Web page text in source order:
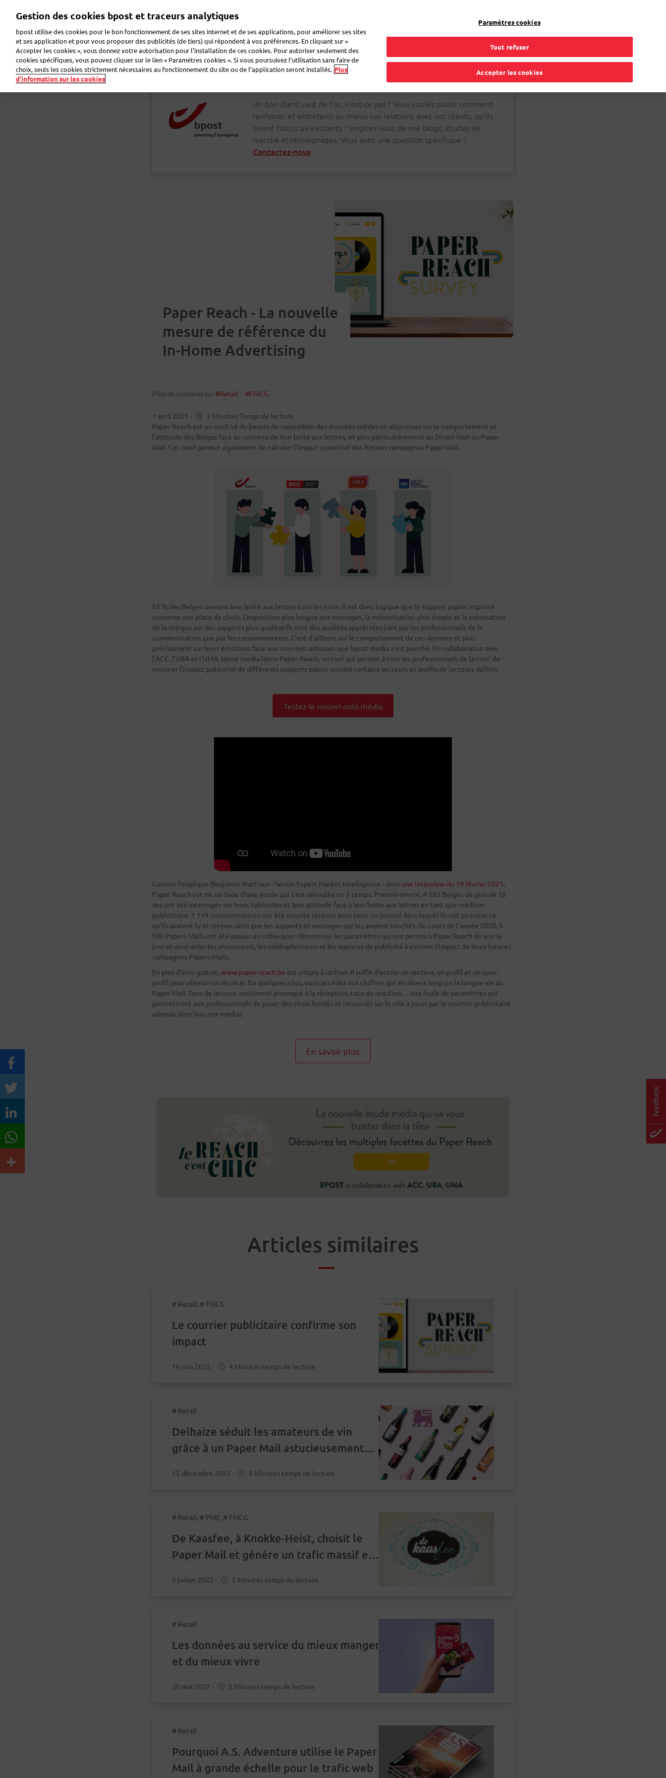
principal
Professionnel
Faire de la publicité Envoyer des colis Envoyer du courrier Recevoir du courrier Logistique FAQ eShop
Un bon client vaut de l’or, n'est-ce pas ? Vous voulez savoir comment
renforcer et entretenir au mieux vos relations avec vos clients, qu’ils
soient futurs ou existants ? Inspirez-vous de nos blogs, études de
marché et témoignages. Vous avez une question spécifique ?
Contactez-nous
Paper Reach - La nouvelle
mesure de référence du
In-Home Advertising
Plus de contenu sur #Retail #FMCG
1 avril 2021 -
2 Minutes Temps de lecture
Paper Reach est un outil né du besoin de rassembler des données solides et objectives sur le comportement et
l’attitude des Belges face au contenu de leur boîte aux lettres, et plus particulièrement au Direct Mail ou Paper
Mail. Cet outil permet également de calculer l’impact potentiel des futures campagnes Paper Mail.
83 % des Belges ouvrent leur boîte aux lettres tous les jours. Il est donc logique que le support papier imprimé
conserve une place de choix. L’exposition plus longue aux messages, la mémorisation plus simple et la valorisation
de la marque sur des supports plus qualitatifs sont des qualités appréciées tant par les professionnels de la
communication que par les consommateurs. C’est d’ailleurs sur le comportement de ces derniers et plus
précisément sur leurs émotions face aux courriers adressés que bpost media s’est penché. En collaboration avec
l’ACC, l’UBA et l’UMA, bpost media lance Paper Reach, un tool qui permet à tous les professionnels de la com’ de
mesurer l’impact potentiel de différents supports papier suivant certains secteurs et profils de lecteurs définis.
Testez le nouvel outil média
Comme l’explique Benjamin Wattiaux - Senior Expert Market Intelligence - dans une interview du 19 février 2021 ,
Paper Reach est né sur base d’une étude qui s’est déroulée en 2 temps. Premièrement, 4 585 Belges de plus de 18
ans ont été interrogés sur leurs habitudes et leur attitude face à leur boîte aux lettres en tant que médium
publicitaire. 1 119 consommateurs ont été ensuite retenus pour tenir un journal dans lequel ils ont pu noter ce
qu’ils avaient lu et retenu, ainsi que les supports et messages qui les avaient touchés. Au cours de l’année 2020, 5
500 Papers Mails ont été passés au crible pour déterminer les paramètres qui ont permis à Paper Reach de voir le
jour et ainsi aider les annonceurs, les médiaplanneurs et les agences de publicité à estimer l’impact de leurs futures
campagnes Papers Mails.
En plus d’être gratuit, www.paper-reach.be est simple à utiliser. Il suffit d’entrer un secteur, un profil et un sous-
profil pour obtenir un résultat. En quelques clics, vous accédez aux chiffres qui en disent long sur la longue vie du
Paper Mail. Taux de lecture, sentiment provoqué à la réception, taux de réaction… une foule de paramètres qui
permettront aux professionnels de poser des choix fondés et raisonnés sur le rôle à jouer par le courrier publicitaire
adressé dans leur mix médias.
En savoir plus
Articles similaires
# Retail, # FMCG
Le courrier publicitaire confirme son
impact
16 juin 2025 - 4 Minutes temps de lecture
# Retail
Delhaize séduit les amateurs de vin
grâce à un Paper Mail astucieusement
12 décembre 2022 - 4 Minutes temps de lecture
# Retail, # PME, # FMCG
De Kaasfee, à Knokke-Heist, choisit le
Paper Mail et génère un trafic massif en
5 juillet 2022 - 2 Minutes temps de lecture
# Retail
Les données au service du mieux manger
et du mieux vivre
30 mai 2022 - 5 Minutes temps de lecture
# Retail
Pourquoi A.S. Adventure utilise le Paper
Mail à grande échelle pour le trafic web
Gestion des cookies bpost et traceurs analytiques
bpost utilise des cookies pour le bon fonctionnement de ses sites internet et de ses applications, pour améliorer ses sites
et ses application et pour vous proposer des publicités (de tiers) qui répondent à vos préférences. En cliquant sur «
Accepter les cookies », vous donnez votre autorisation pour l’installation de ces cookies. Pour autoriser seulement des
cookies spécifiques, vous pouvez cliquer sur le lien « Paramètres cookies ». Si vous poursuivez l’utilisation sans faire de
choix, seuls les cookies strictement nécessaires au fonctionnement du site ou de l’application seront installés. Plus
d’information sur les cookies
Paramètres cookies
Tout refuser
Accepter les cookies